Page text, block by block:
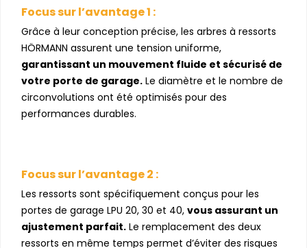
Focus sur l’avantage 1 :
Grâce à leur conception précise, les arbres à ressorts
HÖRMANN assurent une tension uniforme,
garantissant un mouvement fluide et sécurisé de
votre porte de garage. Le diamètre et le nombre de
circonvolutions ont été optimisés pour des
performances durables.
Focus sur l’avantage 2 :
Les ressorts sont spécifiquement conçus pour les
portes de garage LPU 20, 30 et 40, vous assurant un
ajustement parfait. Le remplacement des deux
ressorts en même temps permet d’éviter des risques